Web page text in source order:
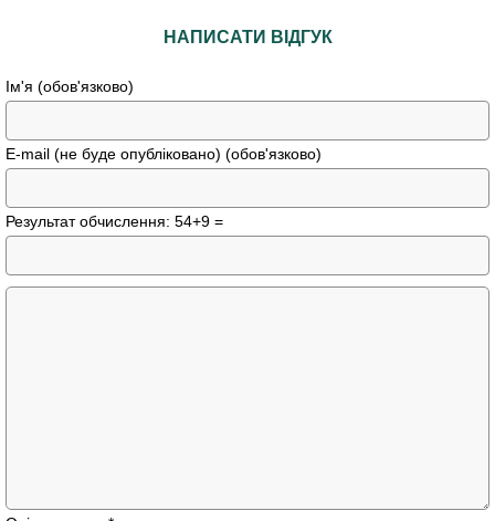
НАПИСАТИ ВІДГУК
Ім'я (обов'язково)
E-mail (не буде опубліковано) (обов'язково)
Результат обчислення: 54+9 =